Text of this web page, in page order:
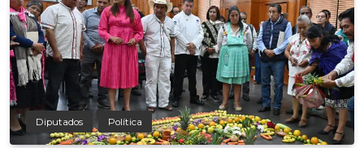
Diputados Política